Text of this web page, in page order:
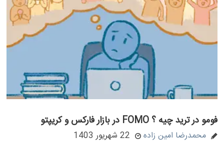
فومو در ترید چیه ؟ FOMO در بازار فارکس و کریپتو
محمدرضا امین زاده 22 شهریور 1403